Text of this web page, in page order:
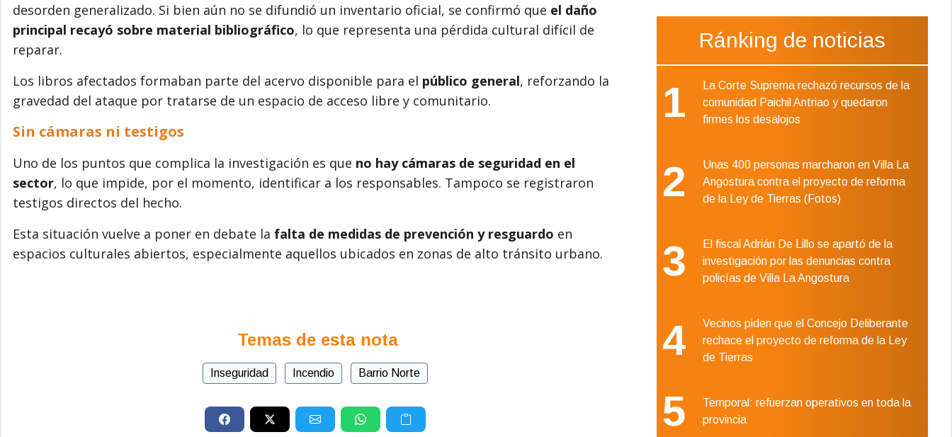
desorden generalizado. Si bien aún no se difundió un inventario oficial, se confirmó que el daño
principal recayó sobre material bibliográfico, lo que representa una pérdida cultural difícil de
reparar.
Los libros afectados formaban parte del acervo disponible para el público general, reforzando la
gravedad del ataque por tratarse de un espacio de acceso libre y comunitario.
Sin cámaras ni testigos
Uno de los puntos que complica la investigación es que no hay cámaras de seguridad en el
sector, lo que impide, por el momento, identificar a los responsables. Tampoco se registraron
testigos directos del hecho.
Esta situación vuelve a poner en debate la falta de medidas de prevención y resguardo en
espacios culturales abiertos, especialmente aquellos ubicados en zonas de alto tránsito urbano.
Temas de esta nota
Inseguridad Incendio Barrio Norte
Ránking de noticias
1
La Corte Suprema rechazó recursos de la
comunidad Paichil Antriao y quedaron
firmes los desalojos
2
Unas 400 personas marcharon en Villa La
Angostura contra el proyecto de reforma
de la Ley de Tierras (Fotos)
3
El fiscal Adrián De Lillo se apartó de la
investigación por las denuncias contra
policías de Villa La Angostura
4
Vecinos piden que el Concejo Deliberante
rechace el proyecto de reforma de la Ley
de Tierras
5
Temporal: refuerzan operativos en toda la
provincia